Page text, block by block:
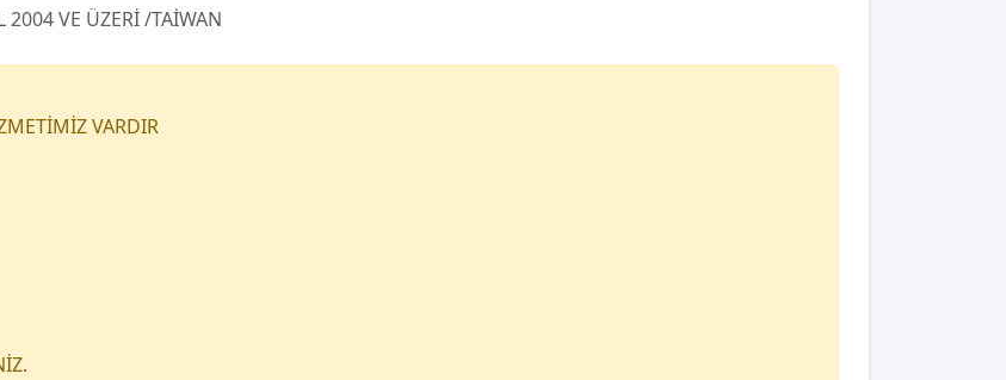
2004 VE ÜZERİ /TAİWAN
VARDIR